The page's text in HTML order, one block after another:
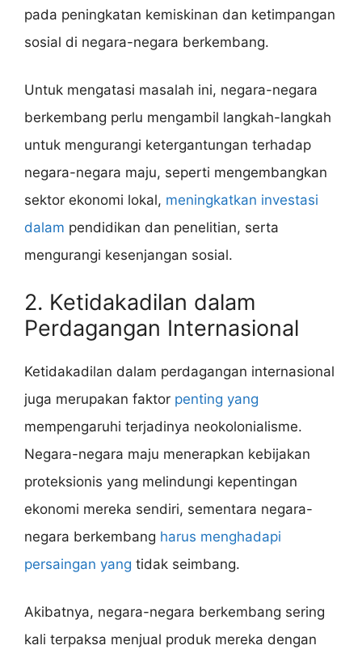
pada peningkatan kemiskinan dan ketimpangan
sosial di negara-negara berkembang.
Untuk mengatasi masalah ini, negara-negara
berkembang perlu mengambil langkah-langkah
untuk mengurangi ketergantungan terhadap
negara-negara maju, seperti mengembangkan
sektor ekonomi lokal, meningkatkan investasi
dalam pendidikan dan penelitian, serta
mengurangi kesenjangan sosial.
2. Ketidakadilan dalam
Perdagangan Internasional
Ketidakadilan dalam perdagangan internasional
juga merupakan faktor penting yang
mempengaruhi terjadinya neokolonialisme.
Negara-negara maju menerapkan kebijakan
proteksionis yang melindungi kepentingan
ekonomi mereka sendiri, sementara negara-
negara berkembang harus menghadapi
persaingan yang tidak seimbang.
Akibatnya, negara-negara berkembang sering
kali terpaksa menjual produk mereka dengan